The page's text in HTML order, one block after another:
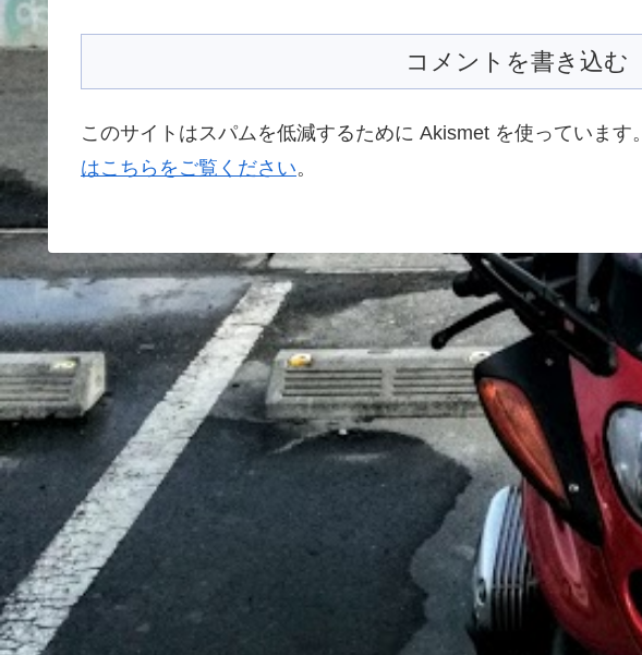
コメントを書き込む
このサイトはスパムを低減するために Akismet を使っています。
はこちらをご覧ください。